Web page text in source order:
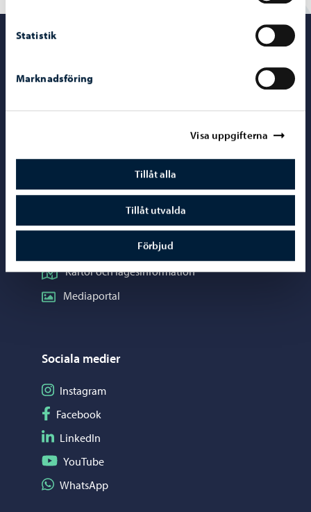
Statistik
Marknadsföring
Visa uppgifterna
Tillåt alla
Tillåt utvalda
Förbjud
Porvoo –
Telefonrådgivning: 020 692 250
Kontaktuppgifter
Elektroniska tjänster (ePorvoo)
Kartor och lägesinformation
Mediaportal
Sociala medier
Följ på Instagram
Instagram
Följ på Facebook
Facebook
Följ på LinkedIn
LinkedIn
Följ på YouTube
YouTube
Dela på WhatsApp
WhatsApp